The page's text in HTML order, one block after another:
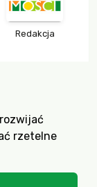
Redakcja
rzetelne